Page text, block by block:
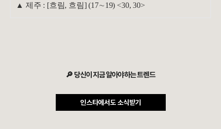
▲ 제주 : [흐림, 흐림] (17∼19) <30, 30>
🔎 당신이 지금 알아야하는 트렌드
인스타에서도 소식받기